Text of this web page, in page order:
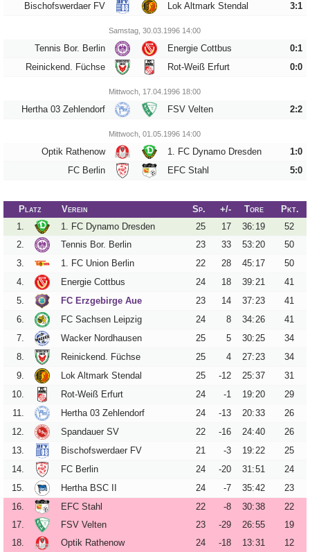
Fanzine
Bilderarchiv
Fans
Tour
Fanturniere
Fanfreundschaften
Downloads
Vereinsdaten
Tickets
Archiv
DFB-
Pokalspiele
Sachsen-
Pokalspiele
Erzgebirgsstadion
Stadionchronik
Umbau-
Tagebuch
Bischofswerdaer FV Lok Altmark Stendal 3:1
Samstag, 30.03.1996 14:00
Tennis Bor. Berlin Energie Cottbus
0:1
Reinickend. Füchse
Rot-Weiß Erfurt 0:0
Mittwoch, 17.04.1996 18:00
Hertha 03 Zehlendorf FSV Velten 2:2
Mittwoch, 01.05.1996 14:00
Optik Rathenow 1. FC Dynamo Dresden
1:0
FC Berlin
EFC Stahl 5:0
Platz Verein Sp. +/- Tore
Pkt.
1.
1. FC Dynamo Dresden 25 17 36: 19
52
2.
Tennis Bor. Berlin 23 33 53:20
50
3.
1. FC Union Berlin 22 28 45: 17
50
4.
Energie Cottbus 24 18 39:21
41
5.
FC Erzgebirge Aue 23 14 37:23
41
6.
FC Sachsen Leipzig 24 8 34:26
41
7.
Wacker Nordhausen 25 5 30:25
34
8.
Reinickend. Füchse 25 4 27:23
34
9.
Lok Altmark Stendal 25 -12 25:37
31
10.
Rot-Weiß Erfurt 24 -1 19:20
29
11.
Hertha 03 Zehlendorf 24 -13 20:33
26
12.
Spandauer SV 22 -16 24:40
26
13.
Bischofswerdaer FV 21 -3 19:22
25
14.
FC Berlin 24 -20 31:51
24
15.
Hertha BSC II 24 -7 35:42
23
16.
EFC Stahl 22 -8 30:38
22
17.
FSV Velten 23 -29 26:55
19
18.
Optik Rathenow 24 -18 13:31 12